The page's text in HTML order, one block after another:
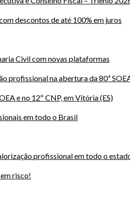
descontos de até 100% em juros
Civil com novas plataformas
profissional na abertura da 80ª
e no 12º CNP, em Vitória (ES)
em todo o Brasil
profissional em todo o
risco!